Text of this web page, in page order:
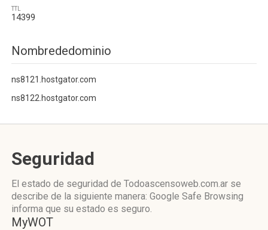
TTL
14399
Nombrededominio
ns8121.hostgator.com
ns8122.hostgator.com
Seguridad
El estado de seguridad de Todoascensoweb.com.ar se
describe de la siguiente manera: Google Safe Browsing
informa que su estado es seguro.
MyWOT